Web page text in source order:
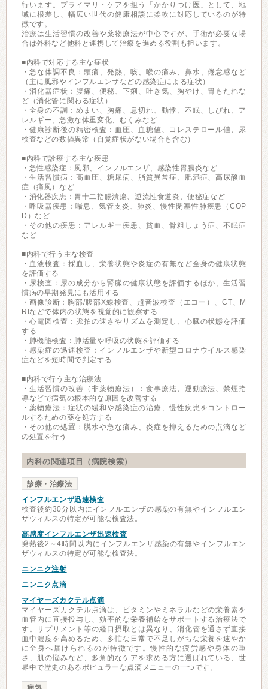
行います。プライマリ・ケアを担う「かかりつけ医」として、地
域に根差し、幅広い世代の健康相談に柔軟に対応しているのが特
徴です。
治療は生活習慣の改善や薬物療法が中心ですが、手術が必要な場
合は外科など他科と連携して治療を進める役割も担います。
■内科で対応する主な症状
・急な体調不良：頭痛、発熱、咳、喉の痛み、鼻水、倦怠感など
（主に風邪やインフルエンザなどの感染症による症状）
・消化器症状：腹痛、便秘、下痢、吐き気、胸やけ、胃もたれな
ど（消化管に関わる症状）
・全身の不調：めまい、胸痛、息切れ、動悸、不眠、しびれ、ア
レルギー、急激な体重変化、むくみなど
・健康診断後の精密検査：血圧、血糖値、コレステロール値、尿
検査などの数値異常（自覚症状がない場合も含む）
■内科で診療する主な疾患
・急性感染症：風邪、インフルエンザ、感染性胃腸炎など
・生活習慣病：高血圧、糖尿病、脂質異常症、肥満症、高尿酸血
症（痛風）など
・消化器疾患：胃十二指腸潰瘍、逆流性食道炎、便秘症など
・呼吸器疾患：喘息、気管支炎、肺炎、慢性閉塞性肺疾患（COP
D）など
・その他の疾患：アレルギー疾患、貧血、骨粗しょう症、不眠症
など
■内科で行う主な検査
・血液検査：採血し、栄養状態や炎症の有無など全身の健康状態
を評価する
・尿検査：尿の成分から腎臓の健康状態を評価するほか、生活習
慣病の早期発見にも活用する
・画像診断：胸部/腹部X線検査、超音波検査（エコー）、CT、M
RIなどで体内の状態を視覚的に観察する
・心電図検査：脈拍の速さやリズムを測定し、心臓の状態を評価
する
・肺機能検査：肺活量や呼吸の状態を評価する
・感染症の迅速検査：インフルエンザや新型コロナウイルス感染
症などを短時間で判定する
■内科で行う主な治療法
・生活習慣の改善（非薬物療法）：食事療法、運動療法、禁煙指
導などで病気の根本的な原因を改善する
・薬物療法：症状の緩和や感染症の治療、慢性疾患をコントロー
ルするための薬を処方する
・その他の処置：脱水や急な痛み、炎症を抑えるための点滴など
の処置を行う
内科の関連項目（病院検索）
診療・治療法
インフルエンザ迅速検査
検査後約30分以内にインフルエンザの感染の有無やインフルエン
ザウィルスの特定が可能な検査法。
高感度インフルエンザ迅速検査
発熱後2～4時間以内にインフルエンザ感染の有無やインフルエン
ザウィルスの特定が可能な検査法。
ニンニク注射
ニンニク点滴
マイヤーズカクテル点滴
マイヤーズカクテル点滴は、ビタミンやミネラルなどの栄養素を
血管内に直接投与し、効率的な栄養補給をサポートする治療法で
す。サプリメント等の経口摂取とは異なり、消化管を通さず直接
血中濃度を高めるため、多忙な日常で不足しがちな栄養を速やか
に全身へ届けられるのが特徴です。慢性的な疲労感や身体の重
さ、肌の悩みなど、多角的なケアを求める方に選ばれている、世
界中で歴史のあるポピュラーな点滴メニューの一つです。